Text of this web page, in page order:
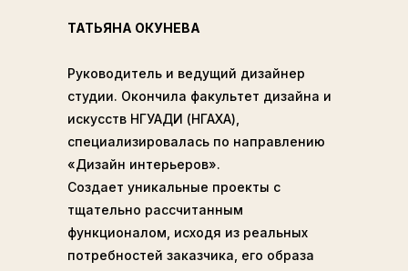
ТАТЬЯНА ОКУНЕВА
Руководитель и ведущий дизайнер
студии. Окончила факультет дизайна и
искусств НГУАДИ (НГАХА),
специализировалась по направлению
«Дизайн интерьеров».
Создает уникальные проекты с
тщательно рассчитанным
функционалом, исходя из реальных
потребностей заказчика, его образа